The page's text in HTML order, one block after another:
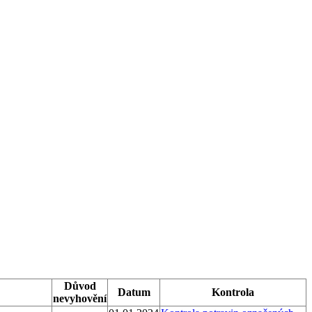
Důvod
nevyhovění
Datum
Kontrola